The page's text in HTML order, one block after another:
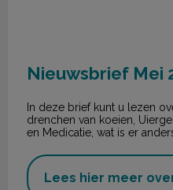
Nieuwsbrief Mei
In deze brief kunt u lezen
drenchen van koeien,
en Medicatie, wat is er
Lees hier meer